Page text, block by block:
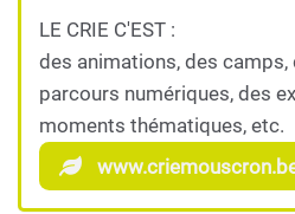
LE CRIE C'EST :
des animations, des camps,
parcours numériques, des
moments thématiques, etc.